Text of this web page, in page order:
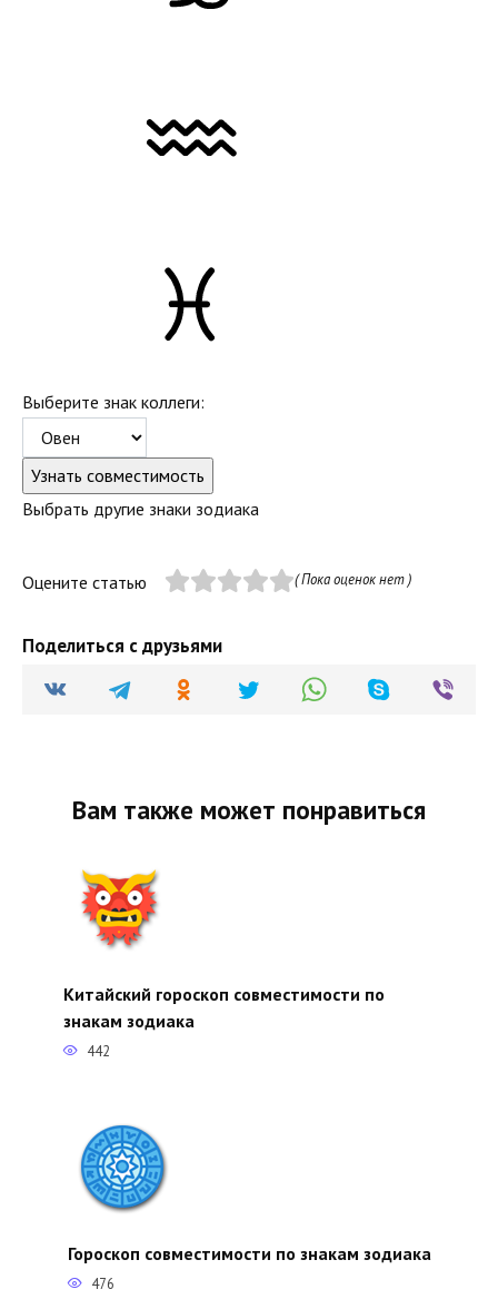
Выберите знак коллеги:
Выбрать другие знаки зодиака
Оцените статью ( Пока оценок нет )
Поделиться с друзьями
Вам также может понравиться
Китайский гороскоп совместимости по
знакам зодиака
442
Гороскоп совместимости по знакам зодиака
476